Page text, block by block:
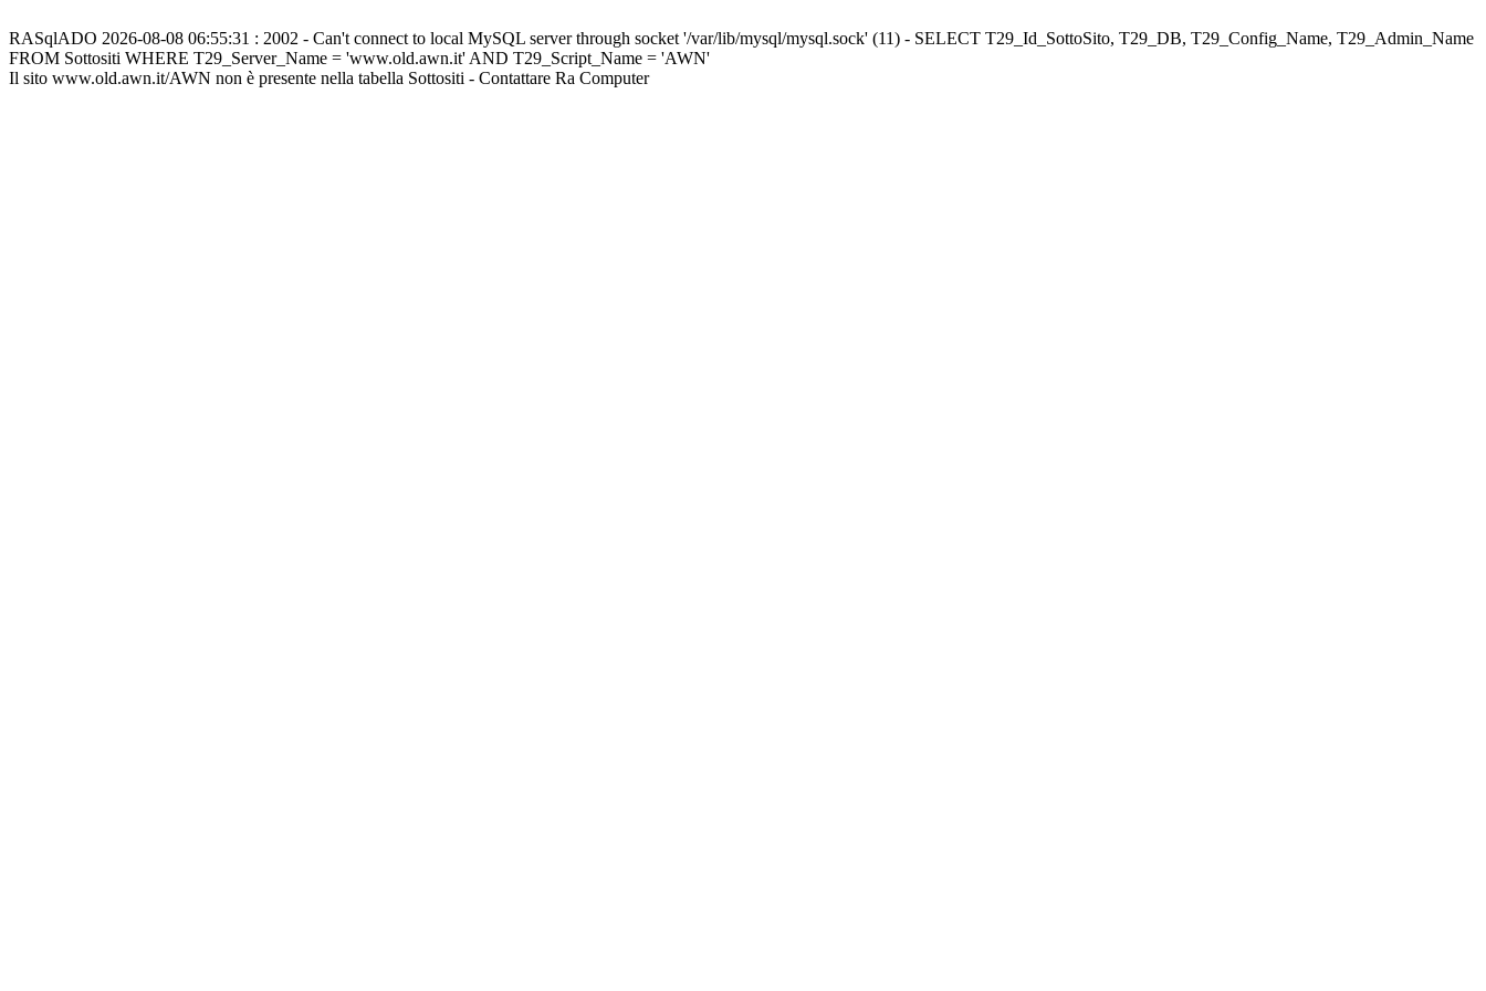
RASqlADO 2026-08-08 06:55:31 : 2002 - Can't connect to local MySQL server through socket '/var/lib/mysql/mysql.sock' (11) - SELECT T29_Id_SottoSito, T29_DB, T29_Config_Name, T29_Admin_Name
FROM Sottositi WHERE T29_Server_Name = 'www.old.awn.it' AND T29_Script_Name = 'AWN'
Il sito www.old.awn.it/AWN non è presente nella tabella Sottositi - Contattare Ra Computer